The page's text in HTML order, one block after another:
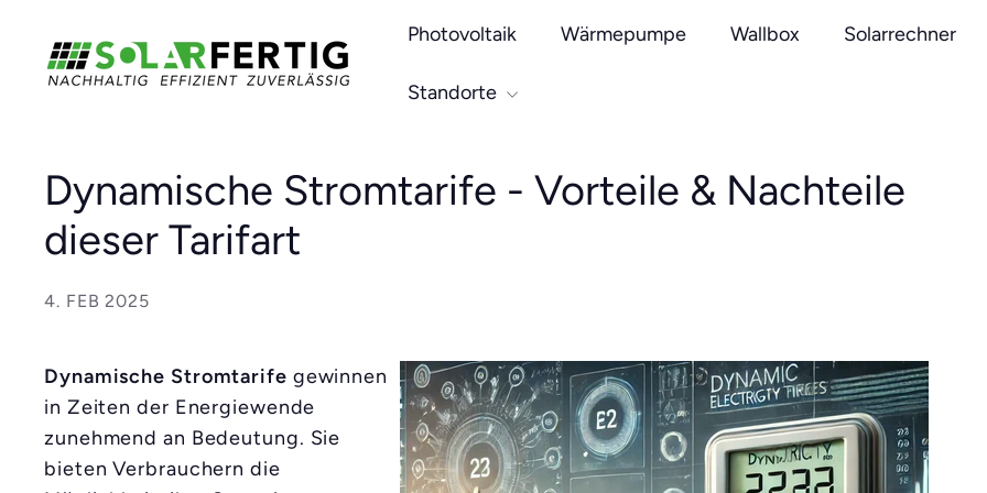
Inhalt
S
o
r
f
e
r
t
Photovoltaik Wärmepumpe Wallbox Solarrechner
Standorte
Dynamische Stromtarife - Vorteile & Nachteile
dieser Tarifart
4. FEB 2025
Dynamische Stromtarife gewinnen
in Zeiten der Energiewende
zunehmend an Bedeutung. Sie
bieten Verbrauchern die